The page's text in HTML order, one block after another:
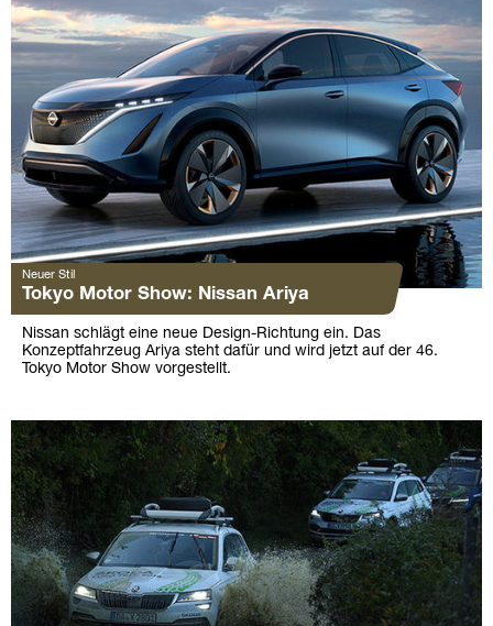
Neuer Stil
Tokyo Motor Show: Nissan Ariya
Nissan schlägt eine neue Design-Richtung ein. Das
Konzeptfahrzeug Ariya steht dafür und wird jetzt auf der 46.
Tokyo Motor Show vorgestellt.